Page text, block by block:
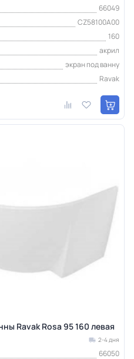
66049
CZ58100A00
160
акрил
экран под ванну
Ravak
Ravak Rosa 95 160 левая
2-4 дня
66050